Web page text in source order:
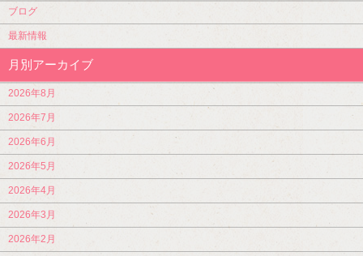
ブログ
最新情報
月別アーカイブ
2026年8月
2026年7月
2026年6月
2026年5月
2026年4月
2026年3月
2026年2月